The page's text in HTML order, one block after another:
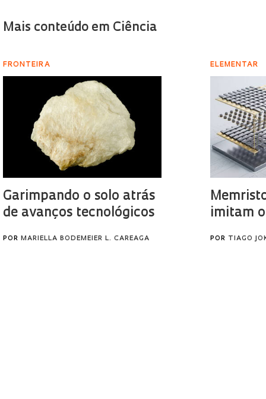
Mais conteúdo em Ciência
FRONTEIRA
Garimpando o solo atrás
de avanços tecnológicos
POR MARIELLA BODEMEIER L. CAREAGA
ELEMENTAR
imitam
POR TIAGO